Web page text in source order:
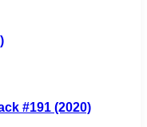
#191 (2020)